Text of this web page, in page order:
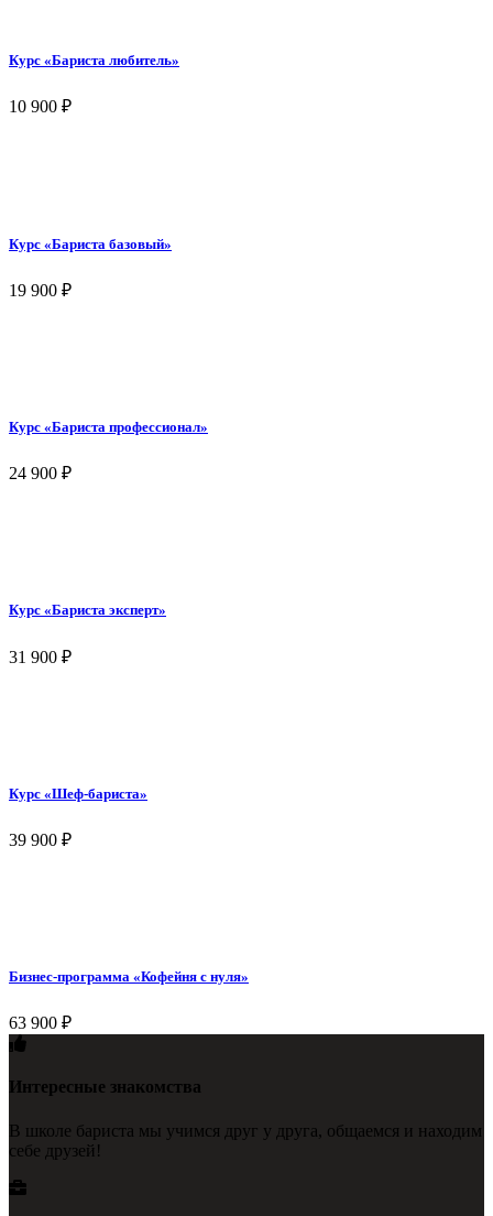
Курс «Бариста любитель»
10 900 ₽
Курс «Бариста базовый»
19 900 ₽
Курс «Бариста профессионал»
24 900 ₽
Курс «Бариста эксперт»
31 900 ₽
Курс «Шеф-бариста»
39 900 ₽
Бизнес-программа «Кофейня с нуля»
63 900 ₽
Интересные знакомства
В школе бариста мы учимся друг у друга, общаемся и находим
себе друзей!